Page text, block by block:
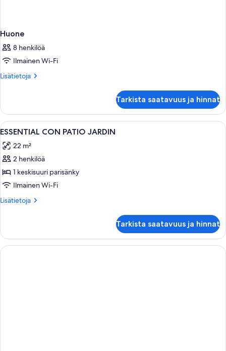
Huone
8 henkilöä
Ilmainen Wi-Fi
Lisätietoja
Lisätietoja
Tarkista saatavuus ja hinnat
Avaa
kaikki
huonetyypin
ESSENTIAL
CON
PATIO
JARDIN
Siististi pedattu sänky, jossa on
5
ESSENTIAL CON PATIO JARDIN
22 m²
2 henkilöä
1 keskisuuri parisänky
Ilmainen Wi-Fi
Lisätietoja
Lisätietoja
PATIO
JARDIN
Tarkista saatavuus ja hinnat